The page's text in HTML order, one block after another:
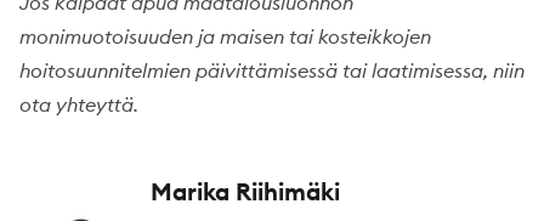
monimuotoisuuden ja maisen tai kosteikkojen
hoitosuunnitelmien päivittämisessä tai laatimisessa, niin
ota yhteyttä.
Marika Riihimäki